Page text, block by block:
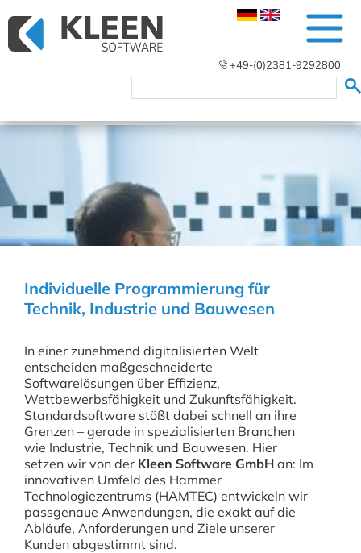
+49-(0)2381-9292800
Individuelle Programmierung für
Technik, Industrie und Bauwesen
In einer zunehmend digitalisierten Welt
entscheiden maßgeschneiderte
Softwarelösungen über Effizienz,
Wettbewerbsfähigkeit und Zukunftsfähigkeit.
Standardsoftware stößt dabei schnell an ihre
Grenzen – gerade in spezialisierten Branchen
wie Industrie, Technik und Bauwesen. Hier
setzen wir von der Kleen Software GmbH an: Im
innovativen Umfeld des Hammer
Technologiezentrums (HAMTEC) entwickeln wir
passgenaue Anwendungen, die exakt auf die
Abläufe, Anforderungen und Ziele unserer
Kunden abgestimmt sind.